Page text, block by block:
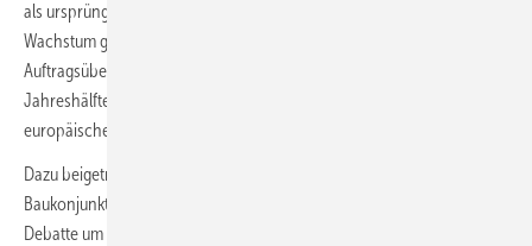
als ursprünglich zu erwarten war. Die erste Hälfte des Jahres war von
Wachstum geprägt, das vor allem in Deutschland aus einem
Auftragsüberhang aus dem Jahr 2022 resultierte. In der zweiten
Jahreshälfte schwächte sich die Nachfrage in nahezu allen
europäischen Heiztechnikmärkten deutlich ab.
Dazu beigetragen haben eine europaweit stark rückläufige
Baukonjunktur sowie die öffentlich ausgetragene, kontroverse
Debatte um Gesetze zur Nutzung umweltschonender Heiztechnik und